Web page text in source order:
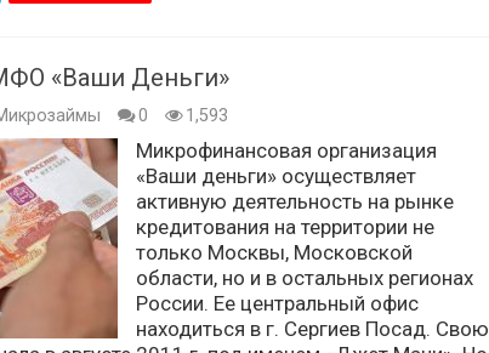
«Ваши Деньги»
0 1,593
Микрофинансовая организация
«Ваши деньги» осуществляет
активную деятельность на рынке
кредитования на территории не
только Москвы, Московской
области, но и в остальных регионах
России. Ее центральный офис
находиться в г. Сергиев Посад. Свою